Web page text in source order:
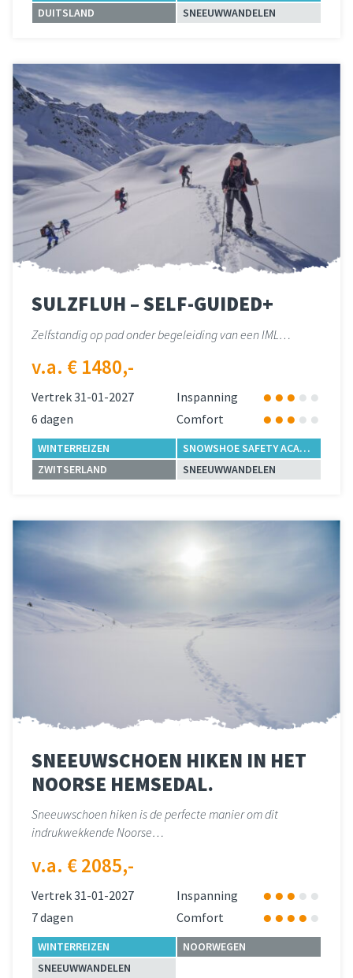
DUITSLAND
SNEEUWWANDELEN
SULZFLUH – SELF-GUIDED+
Zelfstandig op pad onder begeleiding van een IML…
v.a. € 1480,-
Vertrek 31-01-2027
Inspanning
6 dagen
Comfort
WINTERREIZEN
SNOWSHOE SAFETY ACADEMY
ZWITSERLAND
SNEEUWWANDELEN
SNEEUWSCHOEN HIKEN IN HET
NOORSE HEMSEDAL.
Sneeuwschoen hiken is de perfecte manier om dit
indrukwekkende Noorse…
v.a. € 2085,-
Vertrek 31-01-2027
Inspanning
7 dagen
Comfort
WINTERREIZEN
NOORWEGEN
SNEEUWWANDELEN